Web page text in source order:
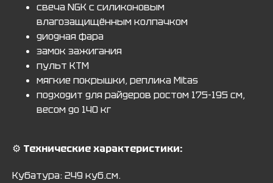
свеча NGK с силиконовым
влагозащищённым колпачком
диодная фара
замок зажигания
пульт KTM
мягкие покрышки, реплика Mitas
подходит для райдеров ростом 175-195 см,
весом до 140 кг
⚙️ Технические характеристики:
Кубатура: 249 куб.см.